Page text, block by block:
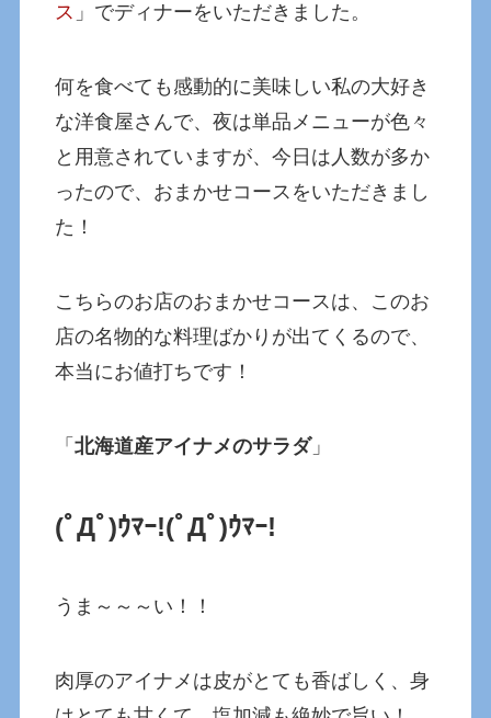
ス 」でディナーをいただきました。
何を食べても感動的に美味しい私の大好き
な洋食屋さんで、夜は単品メニューが色々
と用意されていますが、今日は人数が多か
ったので、おまかせコースをいただきまし
た！
こちらのお店のおまかせコースは、このお
店の名物的な料理ばかりが出てくるので、
本当にお値打ちです！
「北海道産アイナメのサラダ」
(ﾟДﾟ)ｳﾏｰ!(ﾟДﾟ)ｳﾏｰ!
うま～～～い！！
肉厚のアイナメは皮がとても香ばしく、身